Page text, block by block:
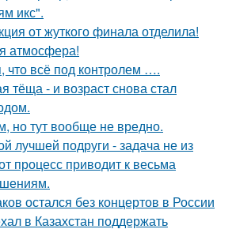
икс".
от жуткого финала отделила!
атмосфера!
что всё под контролем ….
тёща - и возраст снова стал
но тут вообще не вредно.
лучшей подруги - задача не из
процесс приводит к весьма
остался без концертов в России
в Казахстан поддержать